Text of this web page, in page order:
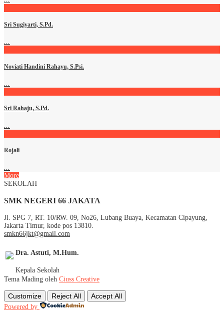
Sri Sugiyarti, S.Pd.
...
Noviati Handini Rahayu, S.Psi.
...
Sri Rahaju, S.Pd.
Rojali
More
SEKOLAH
SMK NEGERI 66 JAKATA
Jl. SPG 7, RT. 10/RW. 09, No26, Lubang Buaya, Kecamatan Cipayung,
Jakarta Timur, kode pos 13810.
smkn66jkt@gmail.com
Dra. Astuti, M.Hum.
Kepala Sekolah
Tema Mading oleh Ciuss Creative
Customize Reject All Accept All
Powered by